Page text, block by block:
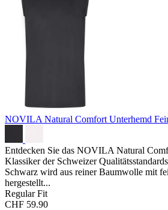
NOVILA Natural Comfort Unterhemd
Entdecken Sie das NOVILA Natural
Klassiker der Schweizer
Schwarz wird aus reiner Baumwolle mit
hergestellt...
Regular Fit
CHF 59.90